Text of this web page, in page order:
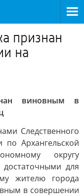
признан
на
виновным в
Следственного
по Архангельской
округу
достаточными для
жителю города
в совершении